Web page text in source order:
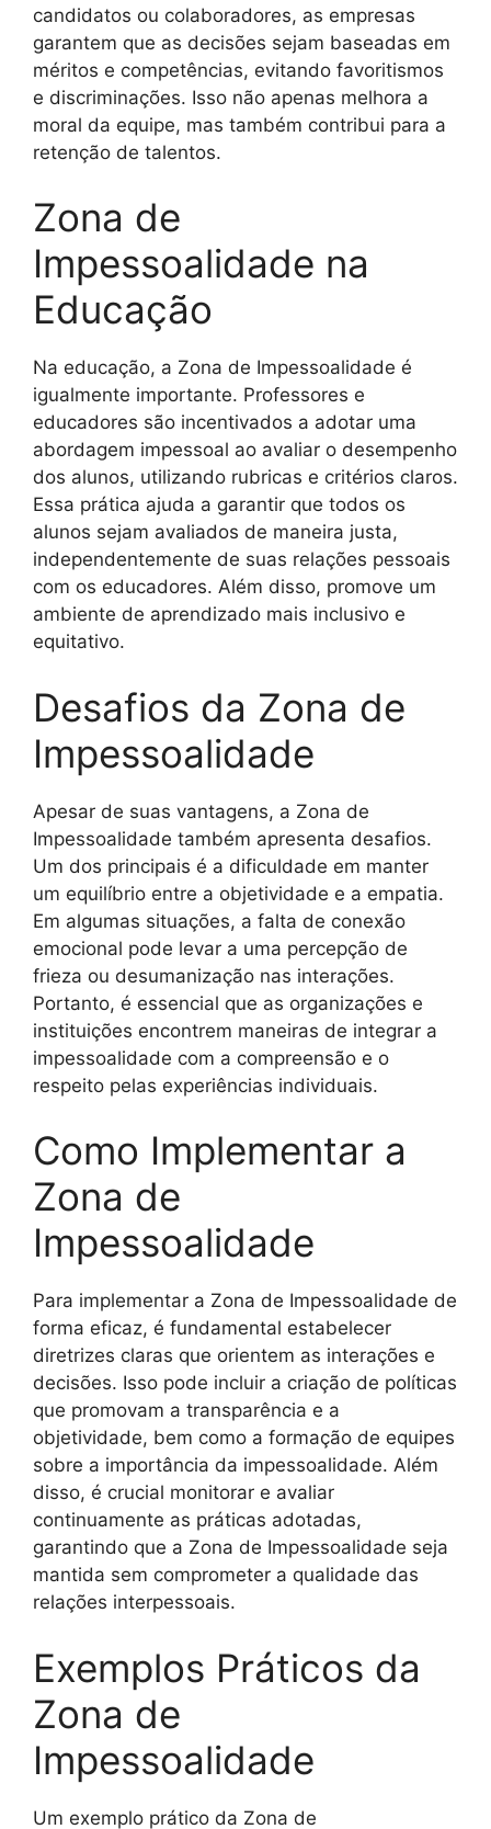
candidatos ou colaboradores, as empresas
garantem que as decisões sejam baseadas em
méritos e competências, evitando favoritismos
e discriminações. Isso não apenas melhora a
moral da equipe, mas também contribui para a
retenção de talentos.
Zona de
Impessoalidade na
Educação
Na educação, a Zona de Impessoalidade é
igualmente importante. Professores e
educadores são incentivados a adotar uma
abordagem impessoal ao avaliar o desempenho
dos alunos, utilizando rubricas e critérios claros.
Essa prática ajuda a garantir que todos os
alunos sejam avaliados de maneira justa,
independentemente de suas relações pessoais
com os educadores. Além disso, promove um
ambiente de aprendizado mais inclusivo e
equitativo.
Desafios da Zona de
Impessoalidade
Apesar de suas vantagens, a Zona de
Impessoalidade também apresenta desafios.
Um dos principais é a dificuldade em manter
um equilíbrio entre a objetividade e a empatia.
Em algumas situações, a falta de conexão
emocional pode levar a uma percepção de
frieza ou desumanização nas interações.
Portanto, é essencial que as organizações e
instituições encontrem maneiras de integrar a
impessoalidade com a compreensão e o
respeito pelas experiências individuais.
Como Implementar a
Zona de
Impessoalidade
Para implementar a Zona de Impessoalidade de
forma eficaz, é fundamental estabelecer
diretrizes claras que orientem as interações e
decisões. Isso pode incluir a criação de políticas
que promovam a transparência e a
objetividade, bem como a formação de equipes
sobre a importância da impessoalidade. Além
disso, é crucial monitorar e avaliar
continuamente as práticas adotadas,
garantindo que a Zona de Impessoalidade seja
mantida sem comprometer a qualidade das
relações interpessoais.
Exemplos Práticos da
Zona de
Impessoalidade
Um exemplo prático da Zona de